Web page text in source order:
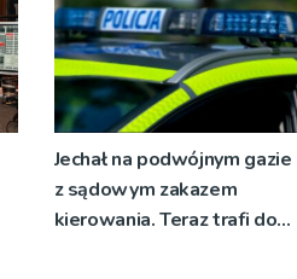
Jechał na podwójnym gazie
z sądowym zakazem
kierowania. Teraz trafi do